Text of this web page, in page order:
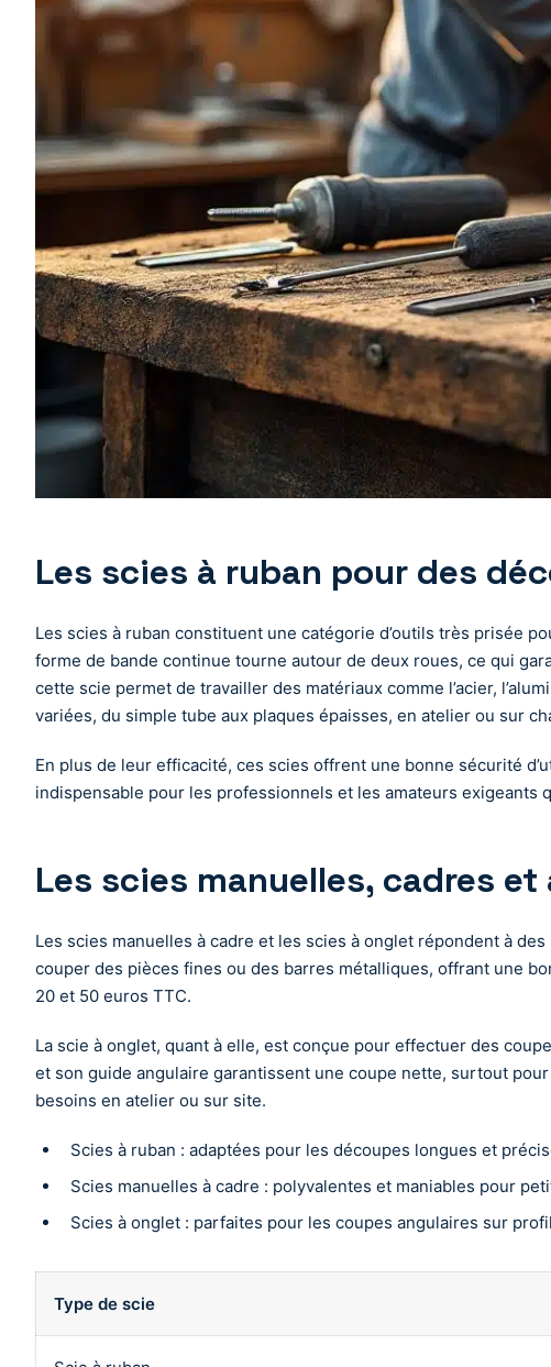
Les scies à ruban pour des
Les scies à ruban constituent une catégorie d’outils très prisée
forme de bande continue tourne autour de deux roues, ce qui
cette scie permet de travailler des matériaux comme l’acier,
variées, du simple tube aux plaques épaisses, en atelier ou sur
En plus de leur efficacité, ces scies offrent une bonne sécurité
indispensable pour les professionnels et les amateurs
Les scies manuelles, cadres
Les scies manuelles à cadre et les scies à onglet répondent à
couper des pièces fines ou des barres métalliques, offrant une
20 et 50 euros TTC.
La scie à onglet, quant à elle, est conçue pour effectuer des
et son guide angulaire garantissent une coupe nette, surtout
besoins en atelier ou sur site.
Scies à ruban : adaptées pour les découpes longues et
Scies manuelles à cadre : polyvalentes et maniables pour
Scies à onglet : parfaites pour les coupes angulaires sur
Type de scie